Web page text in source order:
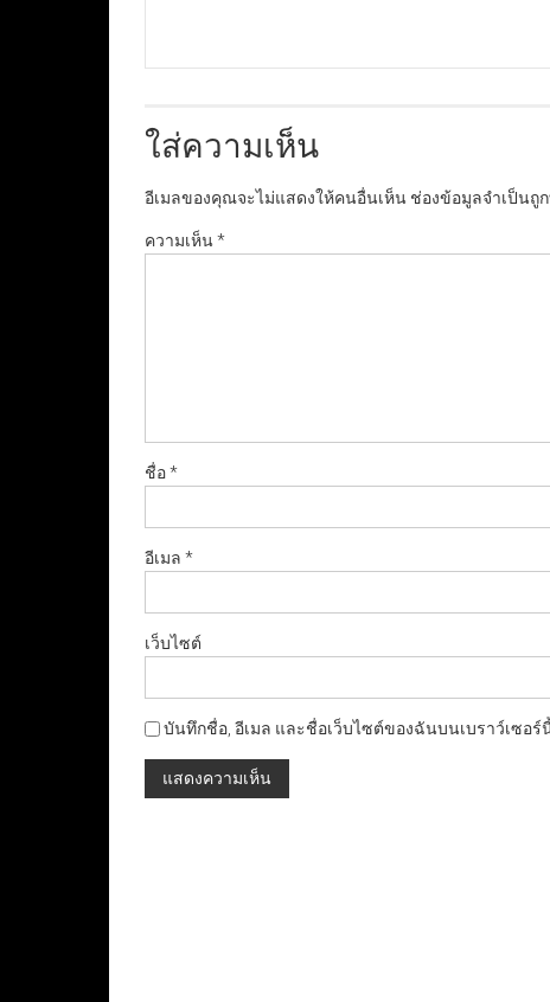
ใส่ความเห็น
อีเมลของคุณจะไม่แสดงให้คนอื่นเห็น ช่องข้อมูลจำเป็นถู
ความเห็น*
ชื่อ*
อีเมล *
เว็บไซต์
บันทึกชื่อ, อีเมล และชื่อเว็บไซต์ของฉันบนเบราว์เซอ